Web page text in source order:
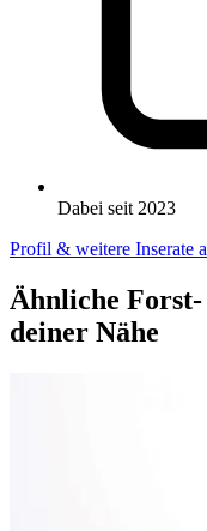
Dabei seit 2023
Profil & weitere Inserate
Ähnliche
deiner Nähe